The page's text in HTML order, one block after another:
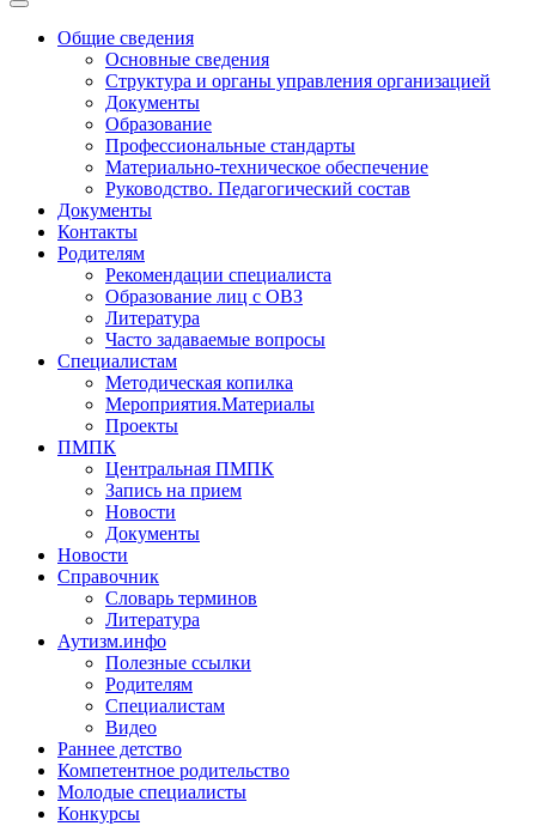
Toggle
navigationОбщие сведения
Основные сведения
Структура и органы управления организацией
Документы
Образование
Профессиональные стандарты
Материально-техническое обеспечение
Руководство. Педагогический состав
Документы
Контакты
Родителям
Рекомендации специалиста
Образование лиц с ОВЗ
Литература
Часто задаваемые вопросы
Специалистам
Методическая копилка
Мероприятия.Материалы
Проекты
ПМПК
Центральная ПМПК
Запись на прием
Новости
Документы
Новости
Справочник
Словарь терминов
Литература
Аутизм.инфо
Полезные ссылки
Родителям
Специалистам
Видео
Раннее детство
Компетентное родительство
Молодые специалисты
Конкурсы